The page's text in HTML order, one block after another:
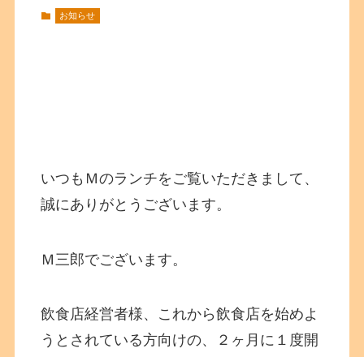
お知らせ
いつもＭのランチをご覧いただきまして、
誠にありがとうございます。
Ｍ三郎でございます。
飲食店経営者様、これから飲食店を始めよ
うとされている方向けの、２ヶ月に１度開